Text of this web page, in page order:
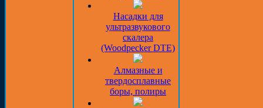
Насадки для
ультразвукового
скалера
(Woodpecker DTE)
Алмазные и
твердосплавные
боры, полиры